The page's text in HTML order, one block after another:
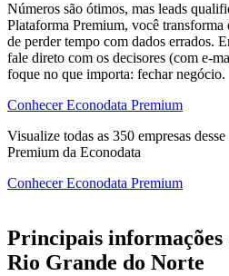
Números são ótimos, mas leads
Plataforma Premium, você transforma
de perder tempo com dados errados.
fale direto com os decisores (com e-
foque no que importa: fechar negócio.
Conhecer Econodata Premium
Visualize todas as 350 empresas
Premium da Econodata
Conhecer Econodata Premium
Principais informações
Rio Grande do Norte